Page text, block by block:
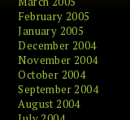
February 2005
January 2005
December 2004
November 2004
October 2004
September 2004
August 2004